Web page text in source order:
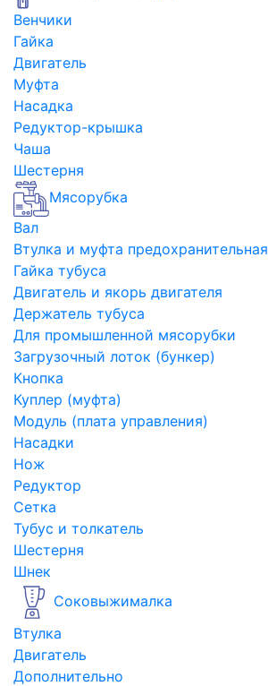
Венчики
Гайка
Двигатель
Муфта
Насадка
Редуктор-крышка
Чаша
Шестерня
Мясорубка
Вал
Втулка и муфта предохранительная
Гайка тубуса
Двигатель и якорь двигателя
Держатель тубуса
Для промышленной мясорубки
Загрузочный лоток (бункер)
Кнопка
Куплер (муфта)
Модуль (плата управления)
Насадки
Нож
Редуктор
Сетка
Тубус и толкатель
Шестерня
Шнек
Соковыжималка
Втулка
Двигатель
Дополнительно